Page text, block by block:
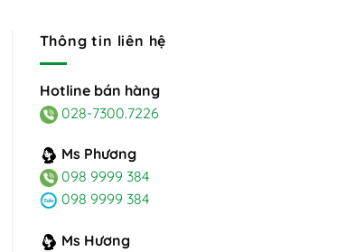
Thông tin liên hệ
Hotline bán hàng
028-7300.7226
Ms Phương
098 9999 384
098 9999 384
Ms Hương